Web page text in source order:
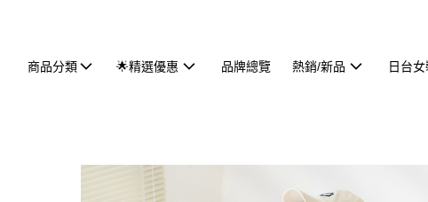
商品分類 🌟精選優惠 品牌總覽 熱銷/新品 日台